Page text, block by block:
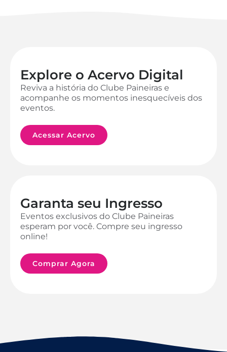
Explore o Acervo Digital
Reviva a história do Clube Paineiras e
acompanhe os momentos inesquecíveis dos
eventos.
Acessar Acervo
Garanta seu Ingresso
Eventos exclusivos do Clube Paineiras
esperam por você. Compre seu ingresso
online!
Comprar Agora